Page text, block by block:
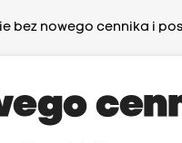
bez nowego cennika i